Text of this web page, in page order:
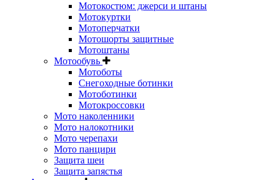
Мотокостюм: джерси и штаны
Мотокуртки
Мотоперчатки
Мотошорты защитные
Мотоштаны
Мотообувь
Мотоботы
Снегоходные ботинки
Мотоботинки
Мотокроссовки
Мото наколенники
Мото налокотники
Мото черепахи
Мото панцири
Защита шеи
Защита запястья